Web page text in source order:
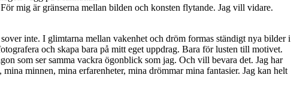
mig är gränserna mellan bilden och konsten flytande. Jag vill vidare.
inte. I glimtarna mellan vakenhet och dröm formas ständigt nya bilder i
och skapa bara på mitt eget uppdrag. Bara för lusten till motivet.
som ser samma vackra ögonblick som jag. Och vill bevara det. Jag har
minnen, mina erfarenheter, mina drömmar mina fantasier. Jag kan helt